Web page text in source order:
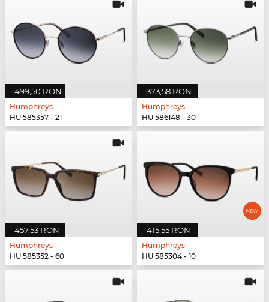
499,50 RON
Humphreys
HU 585357 - 21
373,58 RON
Humphreys
HU 586148 - 30
457,53 RON
Humphreys
HU 585352 - 60
415,55 RON
Humphreys
HU 585304 - 10